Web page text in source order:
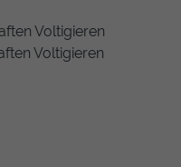
Voltigieren
Voltigieren